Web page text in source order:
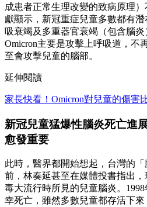
成患者正常生理改變的致病原理
獻顯示，新冠重症兒童多數都有
吸衰竭及多重器官衰竭（包含腦炎
Omicron主要是攻擊上呼吸道，不
至會攻擊兒童的腦部。
延伸閱讀
家長快看！Omicron對兒童的傷害
新冠兒童猛爆性腦炎死亡進
愈發重要
此時，醫界都開始想起，台灣的
前，林奏延甚至在媒體投書指出
毒大流行時所見的兒童腦炎。
幸死亡，雖然多數兒童都存活下